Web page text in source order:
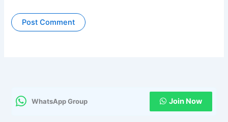
WhatsApp Group Join Now